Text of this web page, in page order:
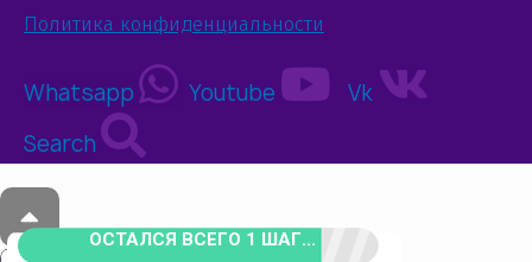
Политика конфиденциальности
Whatsapp Youtube
Vk
Search
ОСТАЛСЯ ВСЕГО 1 ШАГ...